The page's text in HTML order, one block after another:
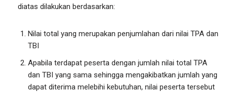
diatas dilakukan berdasarkan:
Nilai total yang merupakan penjumlahan dari nilai TPA dan
TBI
Apabila terdapat peserta dengan jumlah nilai total TPA
dan TBI yang sama sehingga mengakibatkan jumlah yang
dapat diterima melebihi kebutuhan, nilai peserta tersebut